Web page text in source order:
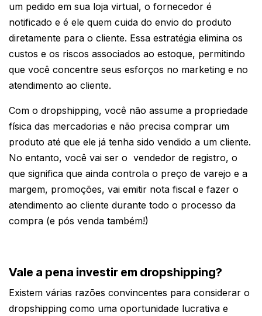
um pedido em sua loja virtual, o fornecedor é
notificado e é ele quem cuida do envio do produto
diretamente para o cliente. Essa estratégia elimina os
custos e os riscos associados ao estoque, permitindo
que você concentre seus esforços no marketing e no
atendimento ao cliente.
Com o dropshipping, você não assume a propriedade
física das mercadorias e não precisa comprar um
produto até que ele já tenha sido vendido a um cliente.
No entanto, você vai ser o vendedor de registro, o
que significa que ainda controla o preço de varejo e a
margem, promoções, vai emitir nota fiscal e fazer o
atendimento ao cliente durante todo o processo da
compra (e pós venda também!)
Vale a pena investir em dropshipping?
Existem várias razões convincentes para considerar o
dropshipping como uma oportunidade lucrativa e